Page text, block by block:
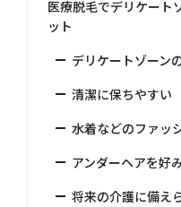
医療脱毛でデリケート
ット
デリケートゾーン
清潔に保ちやすい
水着などのファッ
アンダーヘアを好
将来の介護に備え